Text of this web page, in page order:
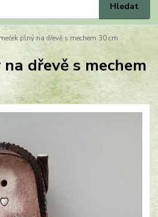
Hledat
plný na dřevě s mechem 30 cm
dřevě s mechem